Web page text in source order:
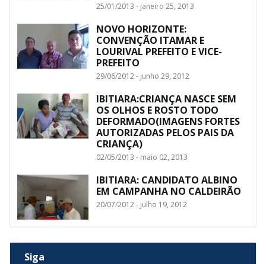
25/01/2013 - janeiro 25, 2013
NOVO HORIZONTE:
CONVENÇÃO ITAMAR E
LOURIVAL PREFEITO E VICE-
PREFEITO
29/06/2012 - junho 29, 2012
IBITIARA:CRIANÇA NASCE SEM
OS OLHOS E ROSTO TODO
DEFORMADO(IMAGENS FORTES
AUTORIZADAS PELOS PAIS DA
CRIANÇA)
02/05/2013 - maio 02, 2013
IBITIARA: CANDIDATO ALBINO
EM CAMPANHA NO CALDEIRÃO
20/07/2012 - julho 19, 2012
Siga